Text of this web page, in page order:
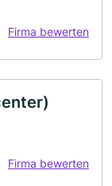
Firma bewerten
Firma bewerten